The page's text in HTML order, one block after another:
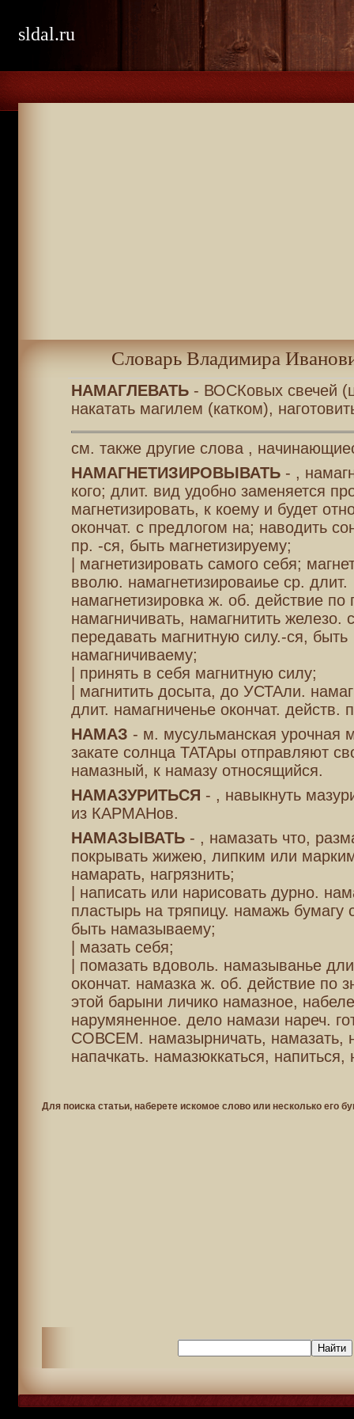
sldal.ru
Словарь Владимира
НАМАГЛЕВАТЬ- ВОСКовых свечей
накатать магилем (катком),
см. также другие слова ,
НАМАГНЕТИЗИРОВЫВАТЬ- ,
кого; длит. вид удобно заменяется
магнетизировать, к коему и будет
окончат. с предлогом на; наводить
пр. -ся, быть магнетизируему;
| магнетизировать самого себя;
вволю. намагнетизироваиье ср. длит.
намагнетизировка ж. об. действие по
намагничивать, намагнитить железо.
передавать магнитную силу.-ся, быть
намагничиваему;
| принять в себя магнитную силу;
| магнитить досыта, до УСТАли.
длит. намагниченье окончат. действ.
НАМАЗ - м. мусульманская урочная
закате солнца ТАТАры отправляют
намазный, к намазу относящийся.
НАМАЗУРИТЬСЯ - , навыкнуть
из КАРМАНов.
НАМАЗЫВАТЬ- , намазать что,
покрывать жижею, липким или
намарать, нагрязнить;
| написать или нарисовать дурно.
пластырь на тряпицу. намажь бумагу
быть намазываему;
| мазать себя;
| помазать вдоволь. намазыванье
окончат. намазка ж. об. действие по
этой барыни личико намазное,
нарумяненное. дело намази нареч.
СОВСЕМ. намазырничать, намазать,
напачкать. намазюккаться, напиться,
Для поиска статьи, наберете искомое слово или несколько его